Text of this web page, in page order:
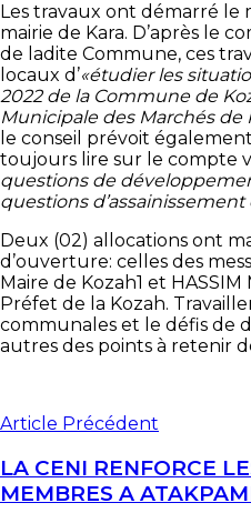
Les travaux ont démarré le
mairie de Kara. D’après le
de ladite Commune, ces
locaux d’«étudier les
2022 de la Commune de
Municipale des Marchés de
le conseil prévoit également
toujours lire sur le compte
questions de
questions
Deux (02) allocations ont
d’ouverture: celles des
Maire de Kozah1 et
Préfet de la Kozah.
communales et le défis de
autres des points à retenir
Article Précédent
LA CENI RENFORCE
MEMBRES A